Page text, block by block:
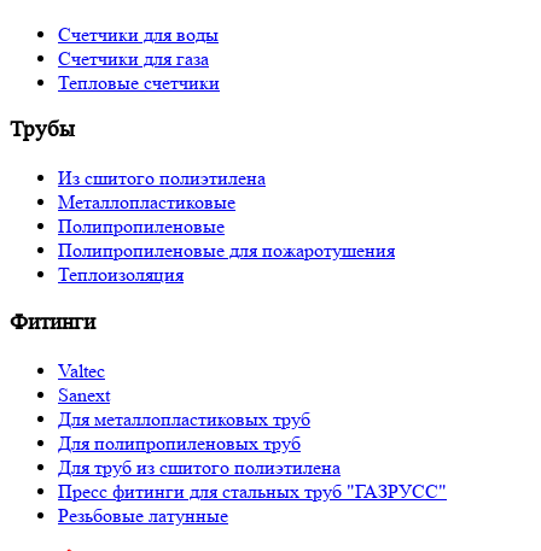
Счетчики для воды
Счетчики для газа
Тепловые счетчики
Трубы
Из сшитого полиэтилена
Металлопластиковые
Полипропиленовые
Полипропиленовые для пожаротушения
Теплоизоляция
Фитинги
Valtec
Sanext
Для металлопластиковых труб
Для полипропиленовых труб
Для труб из сшитого полиэтилена
Пресс фитинги для стальных труб "ГАЗРУСС"
Резьбовые латунные